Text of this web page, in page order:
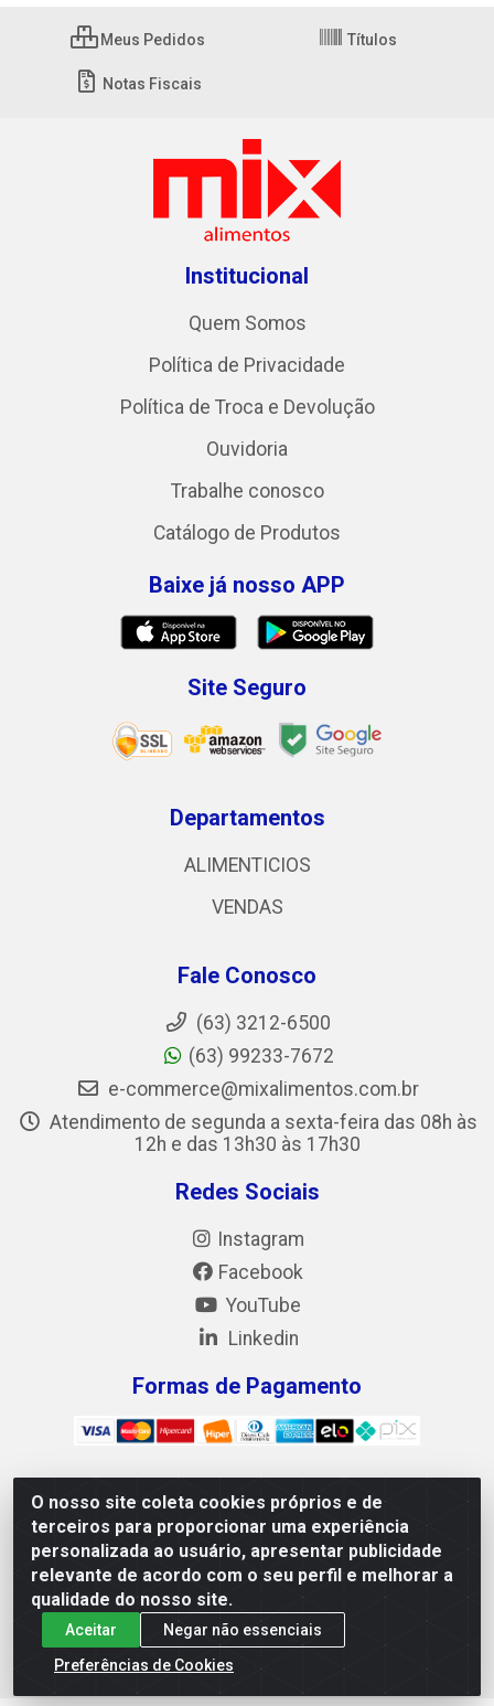
O nosso site coleta cookies próprios e de
terceiros para proporcionar uma experiência
personalizada ao usuário, apresentar publicidade
relevante de acordo com o seu perfil e melhorar a
qualidade do nosso site.
Aceitar
Negar não essenciais
Preferências de Cookies
Meus Pedidos Títulos
Notas Fiscais
Institucional
Quem Somos
Política de Privacidade
Política de Troca e Devolução
Ouvidoria
Trabalhe conosco
Catálogo de Produtos
Baixe já nosso APP
Site Seguro
Departamentos
ALIMENTICIOS
VENDAS
Fale Conosco
(63) 3212-6500
(63) 99233-7672
e-commerce@mixalimentos.com.br
Atendimento de segunda a sexta-feira das 08h às
12h e das 13h30 às 17h30
Redes Sociais
Instagram
Facebook
YouTube
Linkedin
Formas de Pagamento
Mix Alimentos LTDA - Quadra Asr Ne 55 (412 Norte), Alameda
02, S/N - Plano Diretor Norte, Palmas/TO - CEP 77.006-540 -
CNPJ 05.922.500/0001-02